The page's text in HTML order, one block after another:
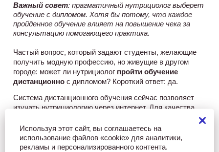
Важный совет: прагматичный нутрициолог выберет
обучение с дипломом. Хотя бы потому, что каждое
пройденное обучение влияет на повышение чека за
консультацию помогающего практика.
Частый вопрос, который задают студенты, желающие
получить модную профессию, но живущие в другом
городе: может ли нутрициолог пройти обучение
дистанционно с дипломом? Короткий ответ: да.
Система дистанционного обучения сейчас позволяет
изучать нутрициологию через интернет. Для качества
образовательного учреждения, наличие опытных
преподавателей-практиков и возможность получения
обратной связи от наставников. Стоимость обучения
Используя этот сайт, вы соглашаетесь на
использование файлов «cookie» для аналитики,
рекламы и персонализированного контента.